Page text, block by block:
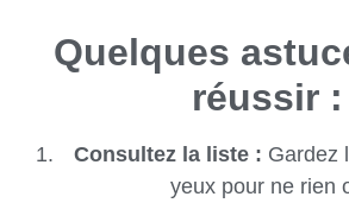
Quelques
réussir :
Consultez la liste : Gardez
yeux pour ne rien